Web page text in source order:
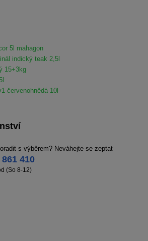
5l mahagon
indický teak 2,5l
15+3kg
červenohnědá 10l
s výběrem? Neváhejte se zeptat
410
(So 8-12)